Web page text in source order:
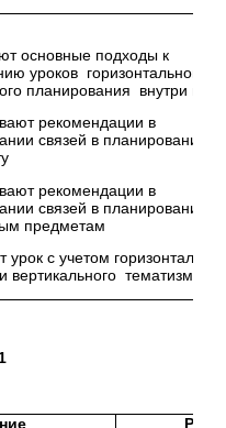
основные подходы к
уроков горизонтального и
планирования внутри
рекомендации в
связей в планировании
рекомендации в
связей в планировании
предметам
урок с учетом
вертикального тематизма